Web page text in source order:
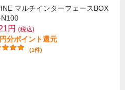
マルチインターフェースBOX
円 (税込)
分ポイント還元
(1件)